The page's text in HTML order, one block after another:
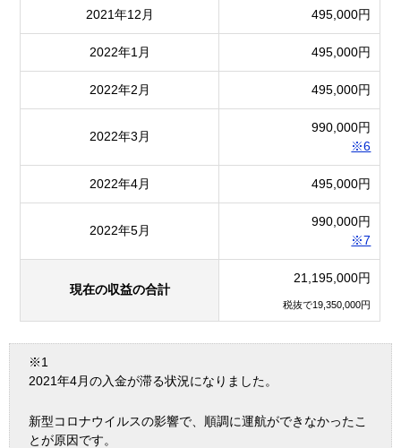
2021年12月 495,000円
2022年1月 495,000円
2022年2月 495,000円
2022年3月
990,000円
※6
2022年4月 495,000円
2022年5月
990,000円
※7
現在の収益の合計
21,195,000円
税抜で19,350,000円
※1
2021年4月の入金が滞る状況になりました。
新型コロナウイルスの影響で、順調に運航ができなかったこ
とが原因です。